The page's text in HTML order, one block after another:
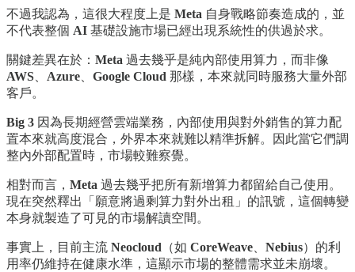
不過我認為，這很大程度上是 Meta 自身戰略節奏造成的，並
不代表整個 AI 基礎設施市場已經出現系統性的供過於求。
關鍵差異在於： Meta 過去幾乎是純內部使用算力，而非像
AWS
Azure Google Cloud 那樣，本來就同時服務大量外部
客戶。
Big 3 因為長期經營雲端業務，內部使用與對外銷售的算力配
置本來就高度混合，外界本來就難以精準拆解。因此當它們調
整內外部配置時，市場較難察覺。
相對而言， Meta 過去幾乎把所有新增算力都留給自己使用。
現在突然釋出「願意將過剩算力對外出租」的訊號，這個轉變
本身就製造了可見的市場解讀空間。
事實上，目前主流 Neocloud （如 CoreWeave Nebius）的利
用率仍維持在健康水準，這顯示市場的整體需求並未崩壞。